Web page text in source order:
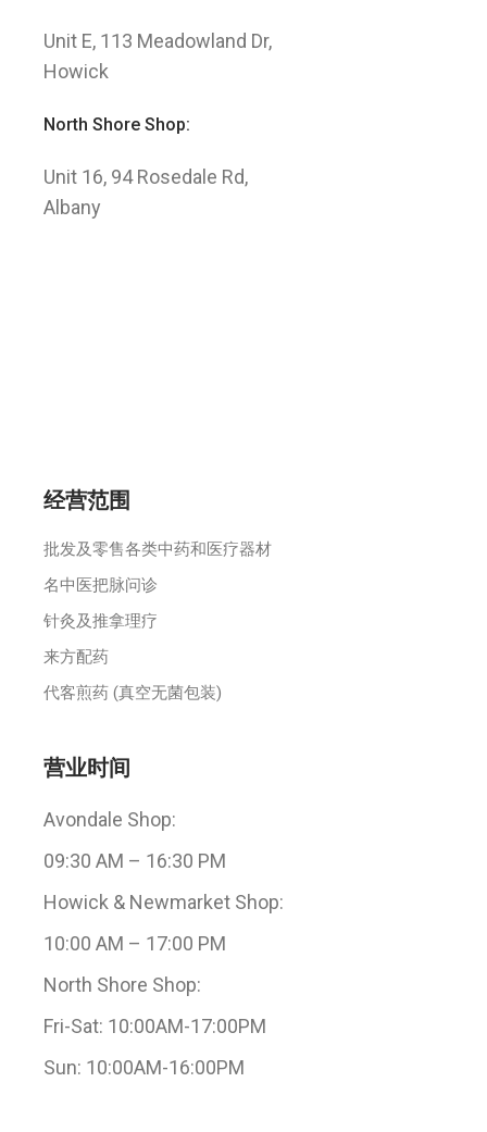
Unit E, 113 Meadowland Dr,
Howick
North Shore Shop:
Unit 16, 94 Rosedale Rd,
Albany
经营范围
批发及零售各类中药和医疗器材
名中医把脉问诊
针灸及推拿理疗
来方配药
代客煎药 (真空无菌包装)
营业时间
Avondale Shop:
09:30 AM – 16:30 PM
Howick & Newmarket Shop:
10:00 AM – 17:00 PM
North Shore Shop:
Fri-Sat: 10:00AM-17:00PM
Sun: 10:00AM-16:00PM